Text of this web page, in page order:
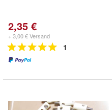
2,35 €
+ 3,00 € Versand
1